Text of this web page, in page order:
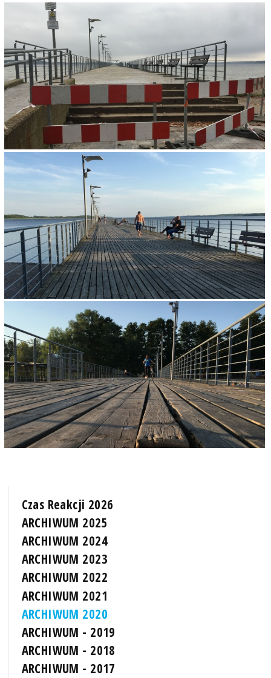
Czas Reakcji 2026
ARCHIWUM 2025
ARCHIWUM 2024
ARCHIWUM 2023
ARCHIWUM 2022
ARCHIWUM 2021
ARCHIWUM 2020
ARCHIWUM - 2019
ARCHIWUM - 2018
ARCHIWUM - 2017